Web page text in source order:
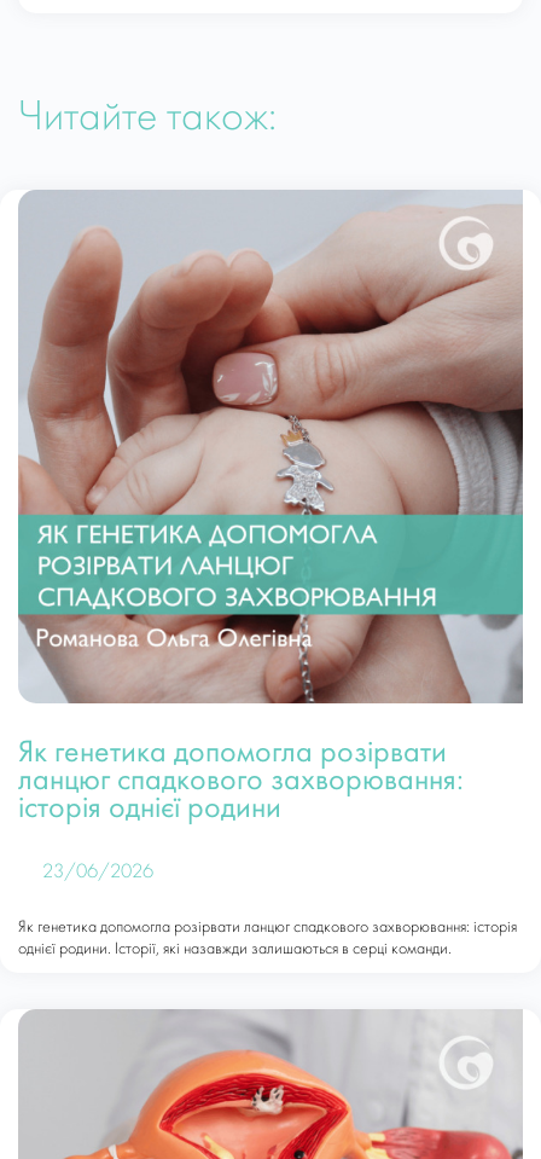
Читайте також:
Як генетика допомогла розірвати
ланцюг спадкового захворювання:
історія однієї родини
23/06/2026
Як генетика допомогла розірвати ланцюг спадкового захворювання: історія
однієї родини. Історії, які назавжди залишаються в серці команди.